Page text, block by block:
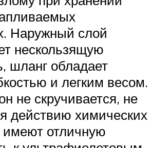
Наружный слой
нескользящую
шланг обладает
и легким весом.
не скручивается, не
действию химических
имеют отличную